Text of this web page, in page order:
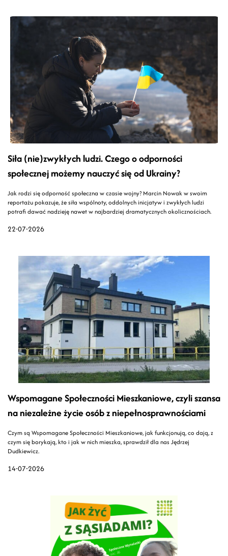
22-07-2026
Siła (nie)zwykłych ludzi. Czego o odporności
społecznej możemy nauczyć się od Ukrainy?
Jak rodzi się odporność społeczna w czasie wojny? Marcin Nowak w swoim
reportażu pokazuje, że siła wspólnoty, oddolnych inicjatyw i zwykłych ludzi
potrafi dawać nadzieję nawet w najbardziej dramatycznych okolicznościach.
14-07-2026
Wspomagane Społeczności Mieszkaniowe, czyli szansa
na niezależne życie osób z niepełnosprawnościami
Czym są Wspomagane Społeczności Mieszkaniowe, jak funkcjonują, co dają, z
czym się borykają, kto i jak w nich mieszka, sprawdził dla nas Jędrzej
Dudkiewicz.